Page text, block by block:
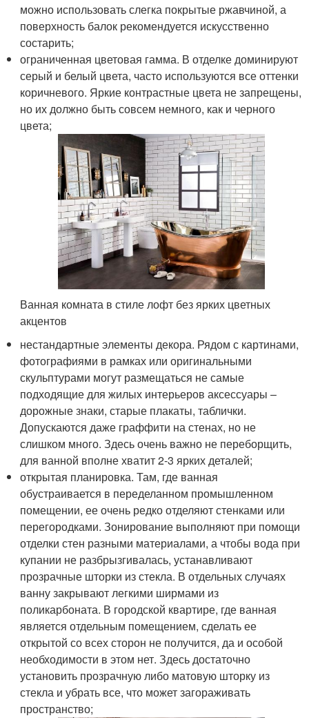
можно использовать слегка покрытые ржавчиной, а
поверхность балок рекомендуется искусственно
состарить;
ограниченная цветовая гамма. В отделке доминируют
серый и белый цвета, часто используются все оттенки
коричневого. Яркие контрастные цвета не запрещены,
но их должно быть совсем немного, как и черного
цвета;
Ванная комната в стиле лофт без ярких цветных
акцентов
нестандартные элементы декора. Рядом с картинами,
фотографиями в рамках или оригинальными
скульптурами могут размещаться не самые
подходящие для жилых интерьеров аксессуары –
дорожные знаки, старые плакаты, таблички.
Допускаются даже граффити на стенах, но не
слишком много. Здесь очень важно не переборщить,
для ванной вполне хватит 2-3 ярких деталей;
открытая планировка. Там, где ванная
обустраивается в переделанном промышленном
помещении, ее очень редко отделяют стенками или
перегородками. Зонирование выполняют при помощи
отделки стен разными материалами, а чтобы вода при
купании не разбрызгивалась, устанавливают
прозрачные шторки из стекла. В отдельных случаях
ванну закрывают легкими ширмами из
поликарбоната. В городской квартире, где ванная
является отдельным помещением, сделать ее
открытой со всех сторон не получится, да и особой
необходимости в этом нет. Здесь достаточно
установить прозрачную либо матовую шторку из
стекла и убрать все, что может загораживать
пространство;